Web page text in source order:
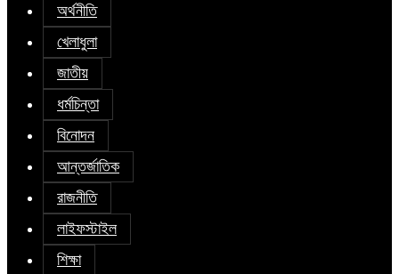
অর্থনীতি
খেলাধুলা
জাতীয়
ধর্মচিন্তা
বিনোদন
আন্তর্জাতিক
রাজনীতি
লাইফস্টাইল
শিক্ষা